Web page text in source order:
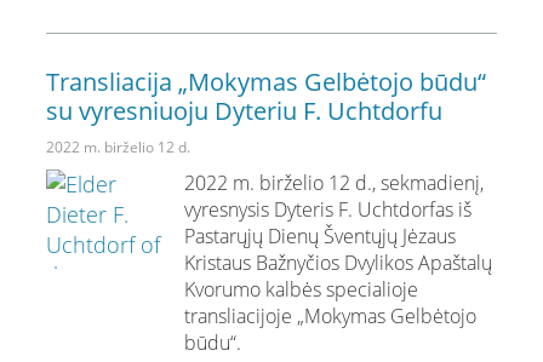
Transliacija „Mokymas Gelbėtojo būdu“
su vyresniuoju Dyteriu F. Uchtdorfu
2022 m. birželio 12 d.
2022 m. birželio 12 d., sekmadienį,
vyresnysis Dyteris F. Uchtdorfas iš
Pastarųjų Dienų Šventųjų Jėzaus
Kristaus Bažnyčios Dvylikos Apaštalų
Kvorumo kalbės specialioje
transliacijoje „Mokymas Gelbėtojo
būdu“.